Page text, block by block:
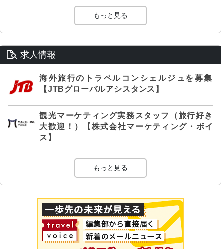
もっと見る
求人情報
海外旅行のトラベルコンシェルジュを募集
【JTBグローバルアシスタンス】
観光マーケティング実務スタッフ（旅行好き
大歓迎！）【株式会社マーケティング・ボイ
ス】
もっと見る